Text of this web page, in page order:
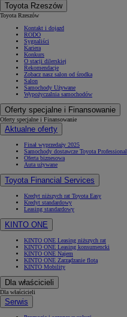
Toyota Rzeszów
Toyota Rzeszów
Kontakt i dojazd
RODO
Sygnaliści
Kariera
Konkurs
O stacji dilerskiej
Rekomendacje
Zobacz nasz salon od środka
Salon
Samochody Używane
Wypożyczalnia samochodów
Oferty specjalne i Finansowanie
Oferty specjalne i Finansowanie
Aktualne oferty
Finał wyprzedaży 2025
Samochody dostawcze Toyota Professional
Oferta biznesowa
Auta używane
Toyota Financial Services
Kredyt niższych rat Toyota Easy
Kredyt standardowy
Leasing standardowy
KINTO ONE
KINTO ONE Leasing niższych rat
KINTO ONE Leasing konsumencki
KINTO ONE Najem
KINTO ONE Zarządzanie flotą
KINTO Mobility
Dla właścicieli
Dla właścicieli
Serwis